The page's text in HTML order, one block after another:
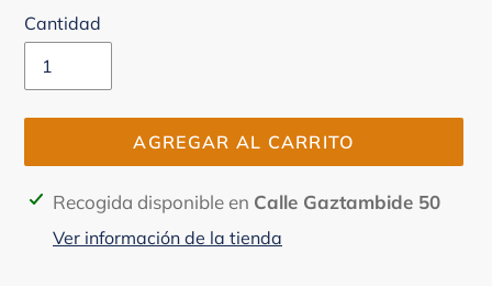
Cantidad
AGREGAR AL CARRITO
Agregando
Recogida disponible en Calle Gaztambide 50
Ver información de la tienda